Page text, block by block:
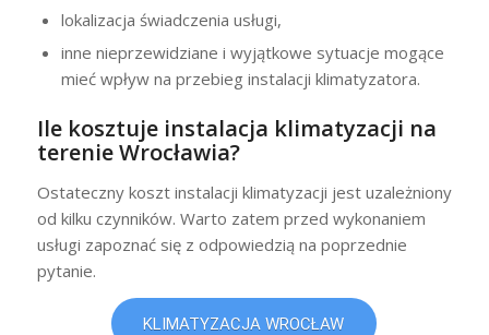
lokalizacja świadczenia usługi,
inne nieprzewidziane i wyjątkowe sytuacje mogące
mieć wpływ na przebieg instalacji klimatyzatora.
Ile kosztuje instalacja klimatyzacji na
terenie Wrocławia?
Ostateczny koszt instalacji klimatyzacji jest uzależniony
od kilku czynników. Warto zatem przed wykonaniem
usługi zapoznać się z odpowiedzią na poprzednie
pytanie.
KLIMATYZACJA WROCŁAW